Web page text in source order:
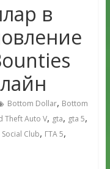
в
Bottom Dollar, Bottom
Theft Auto V, gta, gta 5,
Social Club, ГТА 5,